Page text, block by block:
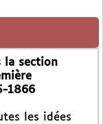
la section
1866
les idées